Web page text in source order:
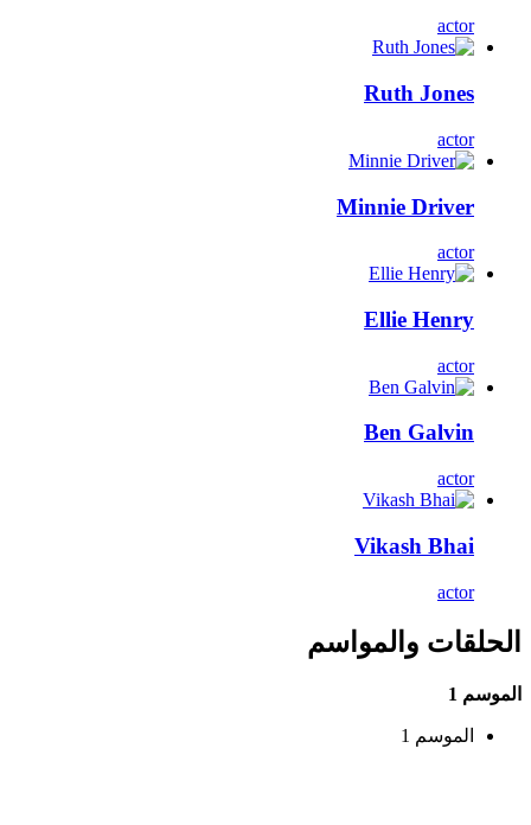
actor
Ruth Jones
actor
Minnie Driver
actor
Ellie Henry
actor
Ben Galvin
actor
Vikash Bhai
actor
الحلقات والمواسم
الموسم 1
الموسم 1